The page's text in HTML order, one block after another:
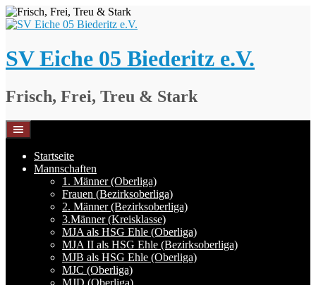
Springe
zum
SV Eiche 05 Biederitz e.V.
Frisch, Frei, Treu & Stark
Startseite
Mannschaften
1. Männer (Oberliga)
Frauen (Bezirksoberliga)
2. Männer (Bezirksoberliga)
3.Männer (Kreisklasse)
MJA als HSG Ehle (Oberliga)
MJA II als HSG Ehle (Bezirksoberliga)
MJB als HSG Ehle (Oberliga)
MJC (Oberliga)
MJD (Oberliga)